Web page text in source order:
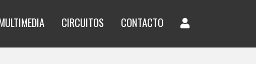
CIRCUITOS CONTACTO